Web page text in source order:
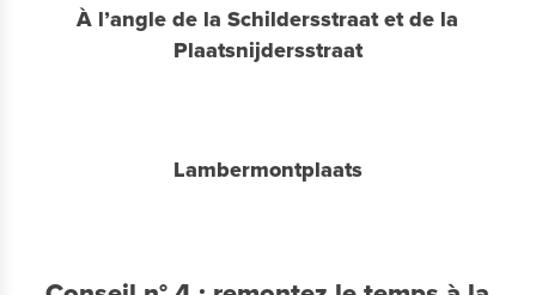
À l’angle de la Schildersstraat et de la
Plaatsnijdersstraat
Lambermontplaats